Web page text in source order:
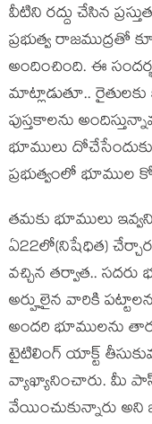
వీటిని ర‌ద్దు చేసిన
ప్ర‌భుత్వ రాజ‌ముద్ర‌తో
అందించింది. ఈ
మాట్లాడుతూ..
పుస్త‌కాల‌ను
భూములు
ప్ర‌భుత్వంలో
త‌మ‌కు భూములు
ఏ22లో(నిషేధిత‌)
వ‌చ్చిన త‌ర్వాత‌..
అర్హులైన వారికి
అంద‌రి భూముల‌ను
టైటిలింగ్ యాక్ట్
వ్యాఖ్యానించారు. మీ
వేయించుకున్నారు అని